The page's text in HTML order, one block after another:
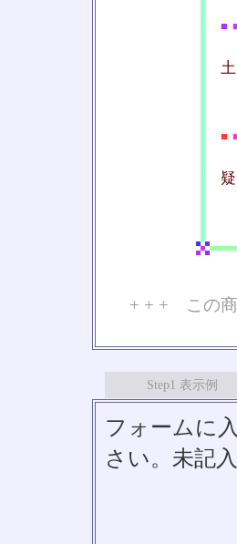
■
■
+ + + この
Step1 表示例
フォームに
さい。未記